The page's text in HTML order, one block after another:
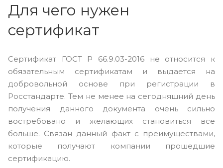
Для чего нужен
сертификат
Сертификат ГОСТ Р 66.9.03-2016 не относится к
обязательным сертификатам и выдается на
добровольной основе при регистрации в
Росстандарте. Тем не менее на сегодняшний день
получения данного документа очень сильно
востребовано и желающих становиться все
больше. Связан данный факт с преимуществами,
которые получают компании прошедшие
сертификацию.